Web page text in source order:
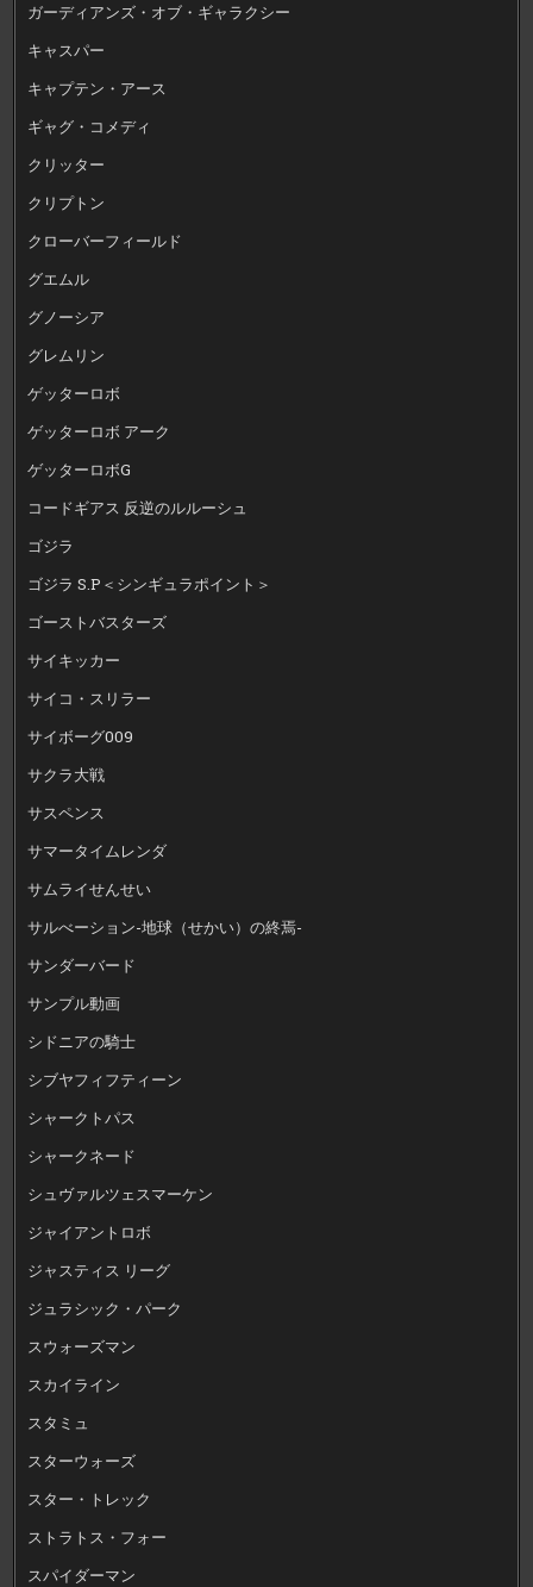
ガーディアンズ・オブ・ギャラクシー
キャスパー
キャプテン・アース
ギャグ・コメディ
クリッター
クリプトン
クローバーフィールド
グエムル
グノーシア
グレムリン
ゲッターロボ
ゲッターロボ アーク
ゲッターロボG
コードギアス 反逆のルルーシュ
ゴジラ
ゴジラ S.P＜シンギュラポイント＞
ゴーストバスターズ
サイキッカー
サイコ・スリラー
サイボーグ009
サクラ大戦
サスペンス
サマータイムレンダ
サムライせんせい
サルべーション-地球（せかい）の終焉-
サンダーバード
サンプル動画
シドニアの騎士
シブヤフィフティーン
シャークトパス
シャークネード
シュヴァルツェスマーケン
ジャイアントロボ
ジャスティス リーグ
ジュラシック・パーク
スウォーズマン
スカイライン
スタミュ
スターウォーズ
スター・トレック
ストラトス・フォー
スパイダーマン